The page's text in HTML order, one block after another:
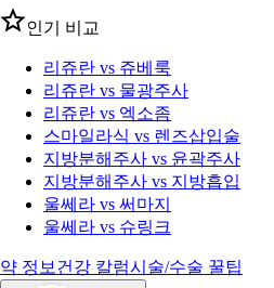
인기 비교
리쥬란 vs 쥬베룩
리쥬란 vs 물광주사
리쥬란 vs 엑소좀
스마일라식 vs 렌즈삽입술
지방분해주사 vs 윤곽주사
지방분해주사 vs 지방흡입
울쎄라 vs 써마지
울쎄라 vs 슈링크
약 정보 건강 칼럼시술/수술 꿀팁